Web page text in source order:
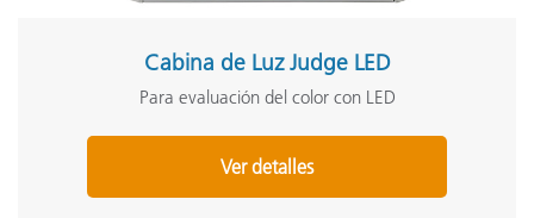
Cabina de Luz Judge LED
Para evaluación del color con LED
Ver detalles